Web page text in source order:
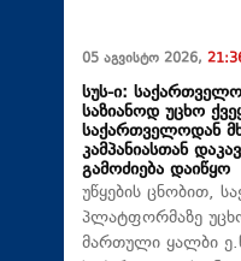
05 აგვისტო 2026,
სუს-ი:
საზიანოდ უცხო
საქართველოდან
კამპანიასთან
გამოძიება დაიწყო
უწყების ცნობით,
პლატფორმაზე
მართული ყალბი